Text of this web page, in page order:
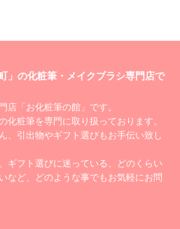
」の化粧筆・メイクブラシ専門店で
店「お化粧筆の館」です。
化粧筆を専門に取り扱っております。
、引出物やギフト選びもお手伝い致し
ギフト選びに迷っている、どのくらい
など、どのような事でもお気軽にお問